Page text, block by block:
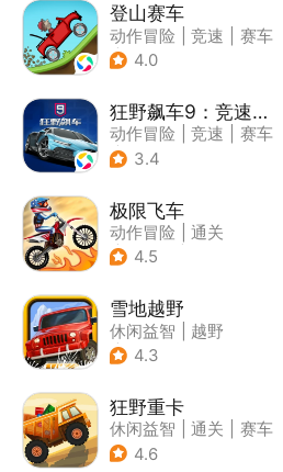
登山赛车
动作冒险 竞速
赛车
| 卡通
4.0
狂野飙车9：竞速传奇
动作冒险 竞速
赛车
| 狂野飙车
3.4
极限飞车
动作冒险
通关
| 摩托车
4.5
雪地越野
休闲益智
越野
| 横版过关
4.3
狂野重卡
休闲益智 通关
赛车
4.6